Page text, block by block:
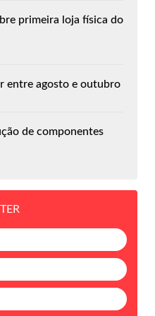
primeira loja física do
entre agosto e outubro
de componentes